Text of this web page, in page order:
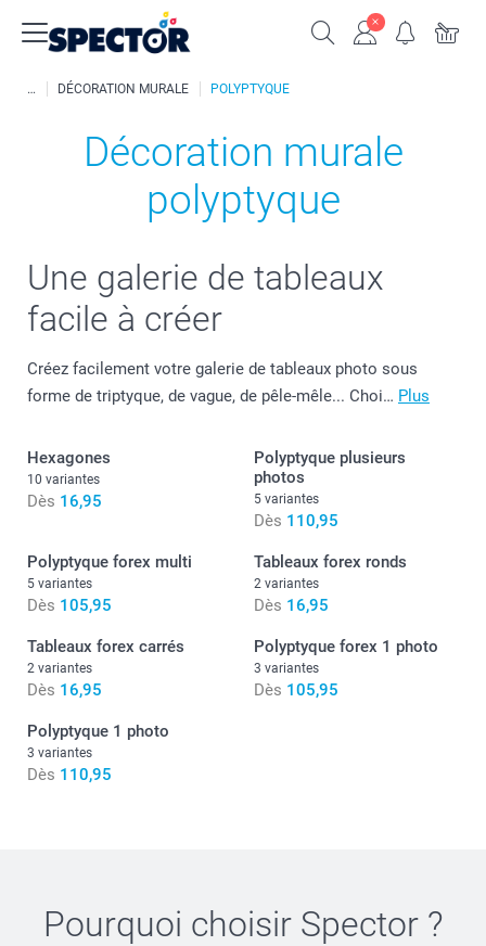
DÉCORATION MURALE POLYPTYQUE
Décoration murale
polyptyque
Une galerie de tableaux
facile à créer
Créez facilement votre galerie de tableaux photo sous
forme de triptyque, de vague, de pêle-mêle... Choi… Plus
Hexagones
10 variantes
Dès 16,95
Polyptyque plusieurs
photos
5 variantes
Dès 110,95
Polyptyque forex multi
5 variantes
Dès 105,95
Tableaux forex ronds
2 variantes
Dès 16,95
Tableaux forex carrés
2 variantes
Dès 16,95
Polyptyque forex 1 photo
3 variantes
Dès 105,95
Polyptyque 1 photo
3 variantes
Dès 110,95
Pourquoi choisir Spector?